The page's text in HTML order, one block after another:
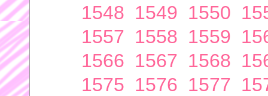
1548 1549 1550
1557 1558 1559
1566 1567 1568
1575 1576 1577